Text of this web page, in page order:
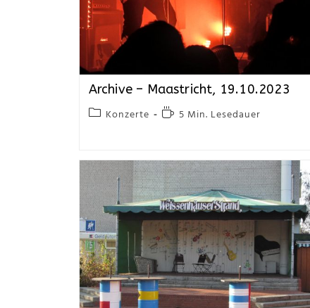
Archive – Maastricht, 19.10.2023
Konzerte 5 Min. Lesedauer